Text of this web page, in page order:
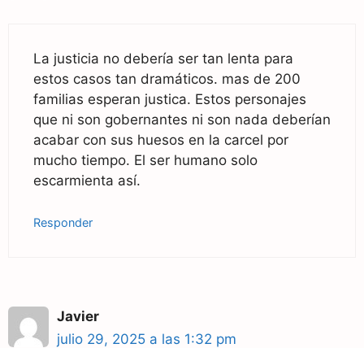
La justicia no debería ser tan lenta para
estos casos tan dramáticos. mas de 200
familias esperan justica. Estos personajes
que ni son gobernantes ni son nada deberían
acabar con sus huesos en la carcel por
mucho tiempo. El ser humano solo
escarmienta así.
Responder
Javier
julio 29, 2025 a las 1:32 pm